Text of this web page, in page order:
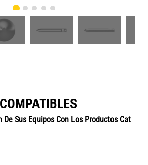
Sus Equipos Con Los Productos Cat